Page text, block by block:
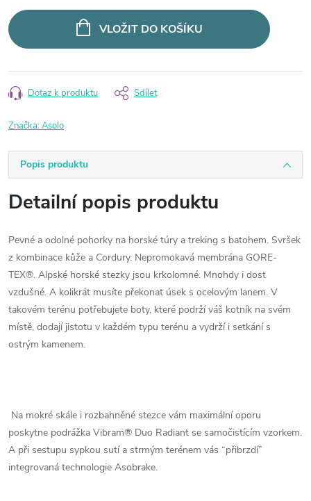
cena:
VLOŽIT DO KOŠÍKU
Dotaz k produktu Sdílet
Značka:Asolo
Popis produktu
Detailní popis produktu
Pevné a odolné pohorky na horské túry a treking s batohem. Svršek
z kombinace kůže a Cordury. Nepromokavá membrána GORE-
TEX®. Alpské horské stezky jsou krkolomné. Mnohdy i dost
vzdušné. A kolikrát musíte překonat úsek s ocelovým lanem. V
takovém terénu potřebujete boty, které podrží váš kotník na svém
místě, dodají jistotu v každém typu terénu a vydrží i setkání s
ostrým kamenem.
Na mokré skále i rozbahněné stezce vám maximální oporu
poskytne podrážka Vibram® Duo Radiant se samočistícím vzorkem.
A při sestupu sypkou sutí a strmým terénem vás “přibrzdí”
integrovaná technologie Asobrake.